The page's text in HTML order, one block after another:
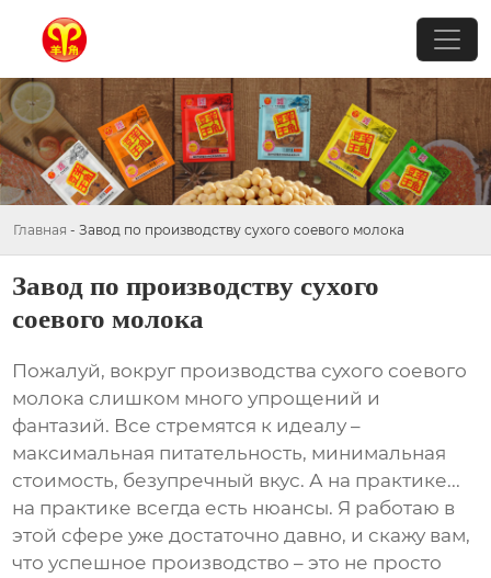
Главная - Завод по производству сухого соевого молока
Завод по производству сухого
соевого молока
Пожалуй, вокруг производства сухого соевого
молока слишком много упрощений и
фантазий. Все стремятся к идеалу –
максимальная питательность, минимальная
стоимость, безупречный вкус. А на практике...
на практике всегда есть нюансы. Я работаю в
этой сфере уже достаточно давно, и скажу вам,
что успешное производство – это не просто